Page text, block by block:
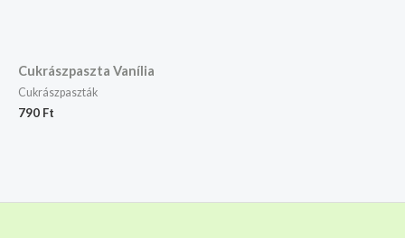
Cukrászpaszta Vanília
Cukrászpaszták
790 Ft